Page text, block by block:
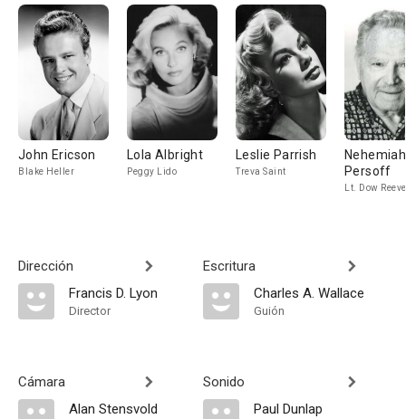
John Ericson
Blake Heller
Lola Albright
Peggy Lido
Leslie Parrish
Treva Saint
Nehemiah
Persoff
Lt. Dow
Dirección
Francis D. Lyon
Director
Cámara
Alan Stensvold
Escritura
Charles A. Wallace
Guión
Sonido
Paul Dunlap